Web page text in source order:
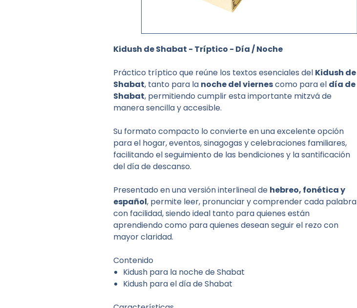
Kidush de Shabat - Tríptico - Día / Noche
Práctico tríptico que reúne los textos esenciales del Kidush de
Shabat, tanto para la noche del viernescomo para el día de
Shabat, permitiendo cumplir esta importante mitzvá de
manera sencilla y accesible.
Su formato compacto lo convierte en una excelente opción
para el hogar, eventos, sinagogas y celebraciones familiares,
facilitando el seguimiento de las bendiciones y la santificación
del día de descanso.
Presentado en una versión interlineal de hebreo, fonética y
español, permite leer, pronunciar y comprender cada palabra
con facilidad, siendo ideal tanto para quienes están
aprendiendo como para quienes desean seguir el rezo con
mayor claridad.
Contenido
Kidush para la noche de Shabat
Kidush para el día de Shabat